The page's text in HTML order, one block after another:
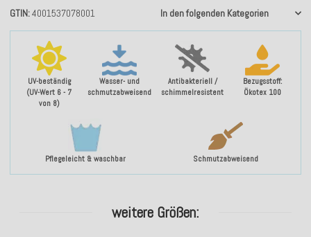
UV-beständig
(UV-Wert 6 - 7
von 8)
Wasser- und
schmutzabweisend
Antibakteriell /
schimmelresistent
Bezugsstoff:
Ökotex 100
Pflegeleicht & waschbar Schmutzabweisend
GTIN 4001537078001 In den folgenden Kategorien
weitere Größen: